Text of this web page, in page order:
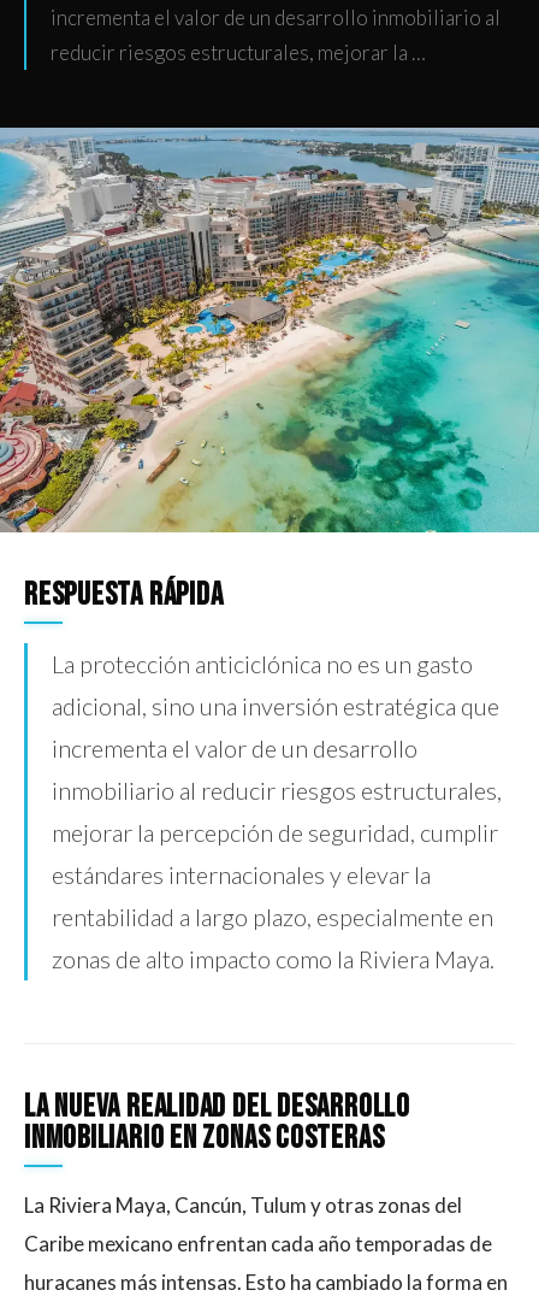
incrementa el valor de un desarrollo inmobiliario al
reducir riesgos estructurales, mejorar la …
Respuesta rápida
La protección anticiclónica no es un gasto
adicional, sino una inversión estratégica que
incrementa el valor de un desarrollo
inmobiliario al reducir riesgos estructurales,
mejorar la percepción de seguridad, cumplir
estándares internacionales y elevar la
rentabilidad a largo plazo, especialmente en
zonas de alto impacto como la Riviera Maya.
La nueva realidad del desarrollo
inmobiliario en zonas costeras
La Riviera Maya, Cancún, Tulum y otras zonas del
Caribe mexicano enfrentan cada año temporadas de
huracanes más intensas. Esto ha cambiado la forma en